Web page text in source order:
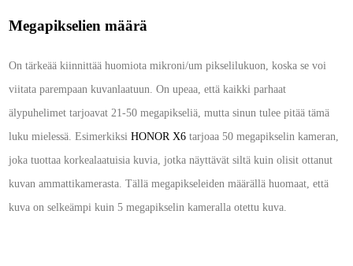
Megapikselien määrä
On tärkeää kiinnittää huomiota mikroni/um pikselilukuon, koska se voi
viitata parempaan kuvanlaatuun. On upeaa, että kaikki parhaat
älypuhelimet tarjoavat 21-50 megapikseliä, mutta sinun tulee pitää tämä
luku mielessä. EsimerkiksiHONOR X6 tarjoaa 50 megapikselin kameran,
joka tuottaa korkealaatuisia kuvia, jotka näyttävät siltä kuin olisit ottanut
kuvan ammattikamerasta. Tällä megapikseleiden määrällä huomaat, että
kuva on selkeämpi kuin 5 megapikselin kameralla otettu kuva.